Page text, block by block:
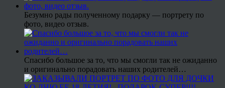
Безумно рады полученному подарку — портрету по
фото, видео отзыв.
Спасибо большое за то, что мы смогли так не ожиданно
и оригинально порадовать наших родителей…